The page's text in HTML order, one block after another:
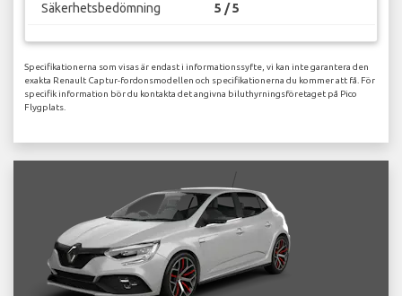
Säkerhetsbedömning 5 / 5
Specifikationerna som visas är endast i informationssyfte, vi kan inte garantera den
exakta Renault Captur-fordonsmodellen och specifikationerna du kommer att få. För
specifik information bör du kontakta det angivna biluthyrningsföretaget på Pico
Flygplats.